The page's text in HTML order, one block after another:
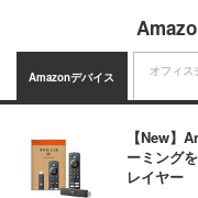
Amazonデバイス
【New】
ーミング
レイヤー
オフィス